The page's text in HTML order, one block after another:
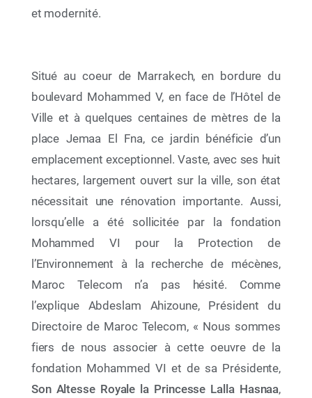
au Développement Durable pour dresser le bilan
12 Juin 2026
Par le déploiement de deux initiatives éducatives
à portée nationale, La Fondation Mohammed VI
pour la Protection de l’Environnement célèbre la
et modernité.
Situé au coeur de Marrakech, en bordure du
boulevard Mohammed V, en face de l’Hôtel de
Ville et à quelques centaines de mètres de la
place Jemaa El Fna, ce jardin bénéficie d’un
emplacement exceptionnel. Vaste, avec ses huit
hectares, largement ouvert sur la ville, son état
nécessitait une rénovation importante. Aussi,
lorsqu’elle a été sollicitée par la fondation
Mohammed VI pour la Protection de
l’Environnement à la recherche de mécènes,
Maroc Telecom n’a pas hésité. Comme
l’explique Abdeslam Ahizoune, Président du
Directoire de Maroc Telecom, « Nous sommes
fiers de nous associer à cette oeuvre de la
fondation Mohammed VI et de sa Présidente,
Son Altesse Royale la Princesse Lalla Hasnaa,